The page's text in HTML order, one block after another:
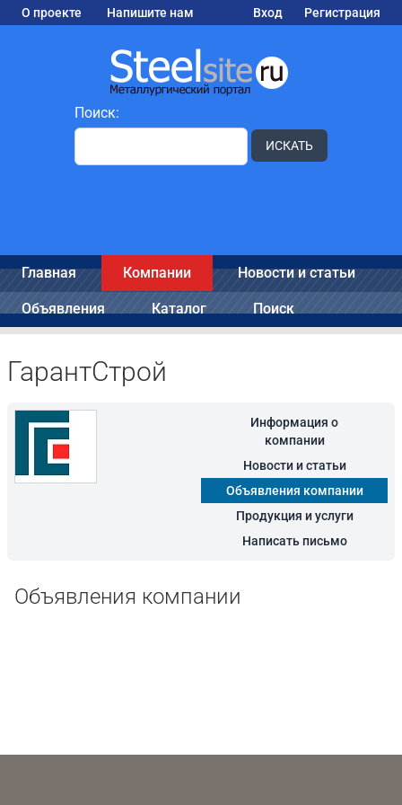
О проекте Напишите нам Вход Регистрация
Поиск:
ИСКАТЬ
Главная Компании Новости и статьи
Объявления Каталог Поиск
ГарантСтрой
Информация о
компании
Новости и статьи
Объявления компании
Продукция и услуги
Написать письмо
Объявления компании